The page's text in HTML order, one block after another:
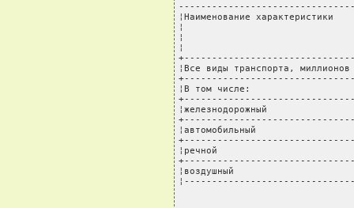
¦Наименование
¦
¦
¦
¦Все виды транспорта,
¦В том числе:
¦железнодорожный
¦автомобильный
¦речной
¦воздушный